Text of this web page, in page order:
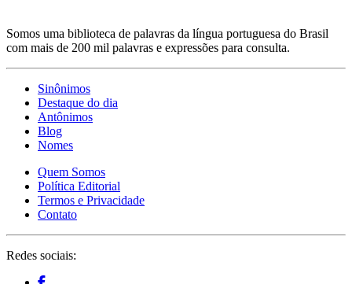
Somos uma biblioteca de palavras da língua portuguesa do Brasil
com mais de 200 mil palavras e expressões para consulta.
Sinônimos
Destaque do dia
Antônimos
Blog
Nomes
Quem Somos
Política Editorial
Termos e Privacidade
Contato
Redes sociais: